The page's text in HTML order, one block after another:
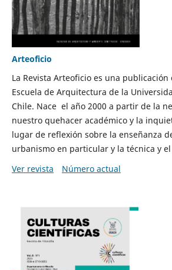
Arteoficio
La Revista Arteoficio es una
Escuela de Arquitectura de la
Chile. Nace el año 2000 a partir de la
nuestro quehacer académico y la
lugar de reflexión sobre la enseñanza
urbanismo en particular y la técnica y
Ver revista
Número actual